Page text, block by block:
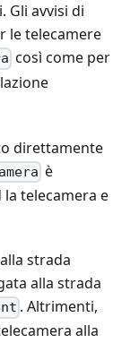
Gli avvisi di
le telecamere
così come per
direttamente
è
telecamera e
strada
alla strada
. Altrimenti,
alla